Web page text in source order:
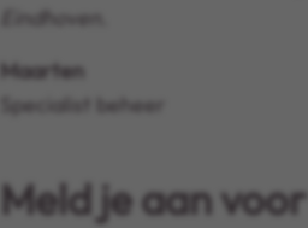
Eindhoven.
Maarten
Specialist beheer
Meld je aan